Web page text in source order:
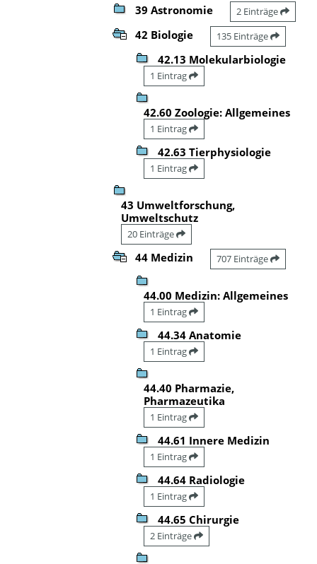
39 Astronomie 2 Einträge
42 Biologie 135 Einträge
42.13 Molekularbiologie
1 Eintrag
42.60 Zoologie: Allgemeines
1 Eintrag
42.63 Tierphysiologie
1 Eintrag
43 Umweltforschung,
Umweltschutz
20 Einträge
44 Medizin 707 Einträge
44.00 Medizin: Allgemeines
1 Eintrag
44.34 Anatomie
1 Eintrag
44.40 Pharmazie,
Pharmazeutika
1 Eintrag
44.61 Innere Medizin
1 Eintrag
44.64 Radiologie
1 Eintrag
44.65 Chirurgie
2 Einträge